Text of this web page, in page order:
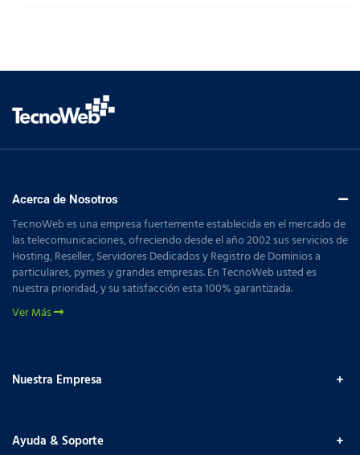
Acerca de Nosotros
TecnoWeb es una empresa fuertemente establecida en el mercado de
las telecomunicaciones, ofreciendo desde el año 2002 sus servicios de
Hosting, Reseller, Servidores Dedicados y Registro de Dominios a
particulares, pymes y grandes empresas. En TecnoWeb usted es
nuestra prioridad, y su satisfacción esta 100% garantizada.
Ver Más
Nuestra Empresa
Ayuda & Soporte